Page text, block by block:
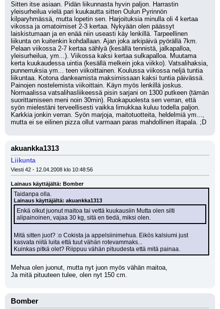
Sitten itse asiaan. Pidän liikunnasta hyvin paljon. Harrastin
yleisurheilua vielä pari kuukautta sitten Oulun Pyrinnön
kilparyhmässä, mutta lopetin sen. Harjoituksia minulla oli 4 kertaa
vikossa ja omatoimiset 2-3 kertaa. Nykyään olen päässyt
laiskistumaan ja en enää niin useasti käy lenkillä. Tarpeellinen
liikunta on kuitenkin kohdallaan. Ajan joka arkipäivä pyörällä 7km.
Pelaan viikossa 2-7 kertaa sählyä (kesällä tennistä, jalkapalloa,
yleisurheilua, ym...). Viikossa kaksi kertaa sulkapalloa. Muutama
kerta kuukaudessa uintia (kesällä melkein joka viikko). Vatsalihaksia,
punnerruksia ym... teen viikoittainen. Koulussa viikossa neljä tuntia
liikuntaa. Kotona dankeamista maksimissaan kaksi tuntia päivässä.
Painojen nostelemista viikoittain. Käyn myös lenkillä joskus.
Normaalissa vatsalihasliikeessä pisin sarjani on 1300 putkeen (tämän
suorittamiseen meni noin 30min). Ruokapuolesta sen verran, että
syön mielestäni terveellisesti vaikka limukkaa kuluu todella paljon.
Karkkia jonkin verran. Syön marjoja, maitotuotteita, heldelmiä ym...,
mutta ei se eilinen pizza ollut varmaan paras mahdollinen iltapala. ;D
akuankka1313
Liikunta
Viesti 42 - 12.04.2008 klo 10:48:56
Lainaus käyttäjältä: Bomber
Taidanpa olla.
Lainaus käyttäjältä: akuankka1313
Enkä olkut juonut maitoa tai vettä kuukausiin Mutta olen silti
alipainoinen, vajaa 30 kg, sitä en tiedä, miksi olen.
Mitä sitten juot? :o Cokista ja appelsiinimehua. Eikös kalsiumi just
kasvata niitä luita että tuut vähän rotevammaks...
Kuinkas pitkä olet? Riippuu vähän pituudesta että mitä painaa.
Mehua olen juonut, mutta nyt juon myös vähän maitoa,
Ja mitä pituuteen tulee, olen nyt 150 cm.
Bomber